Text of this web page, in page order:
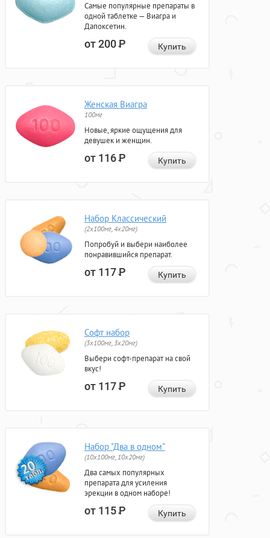
Самые популярные препараты в
одной таблетке — Виагра и
Дапоксетин.
от 200Р Купить
Женская Виагра
100мг
Новые, яркие ощущения для
девушек и женщин.
от 116Р Купить
Набор Классический
(2x100мг, 4x20мг)
Попробуй и выбери наиболее
понравившийся препарат.
от 117Р Купить
Софт набор
(3x100мг, 3x20мг)
Выбери софт-препарат на свой
вкус!
от 117Р Купить
Набор "Два в одном"
(10x100мг, 10x20мг)
Два самых популярных
препарата для усиления
эрекции в одном наборе!
от 115Р Купить